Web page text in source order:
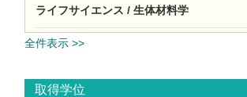
ライフサイエンス / 生体材料学
全件表示 >>
取得学位